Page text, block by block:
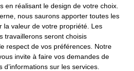
en réalisant le design de votre choix.
nous saurons apporter toutes les
la valeur de votre propriété. Les
travaillerons seront choisis
respect de vos préférences. Notre
invite à faire vos demandes de
sur les services.